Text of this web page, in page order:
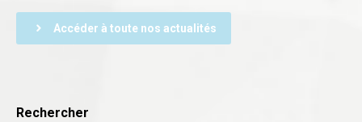
Accéder à toute nos actualités
Rechercher